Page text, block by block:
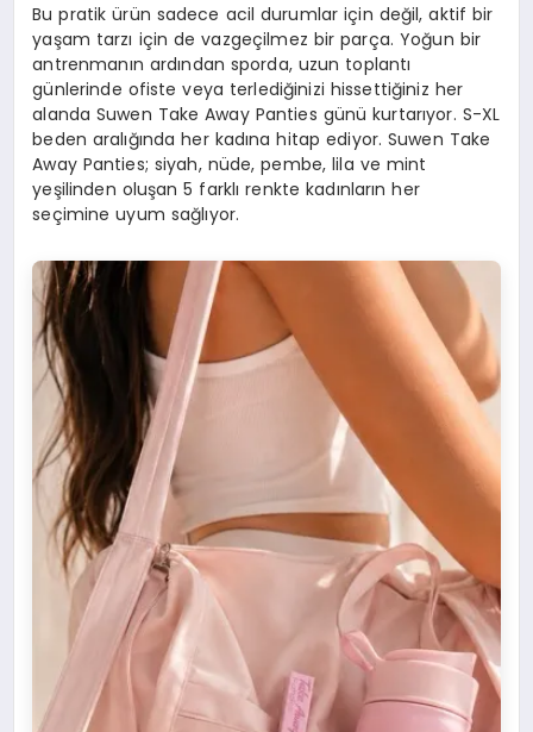
Bu pratik ürün sadece acil durumlar için değil, aktif bir
yaşam tarzı için de vazgeçilmez bir parça. Yoğun bir
antrenmanın ardından sporda, uzun toplantı
günlerinde ofiste veya terlediğinizi hissettiğiniz her
alanda Suwen Take Away Panties günü kurtarıyor. S-XL
beden aralığında her kadına hitap ediyor. Suwen Take
Away Panties; siyah, nüde, pembe, lila ve mint
yeşilinden oluşan 5 farklı renkte kadınların her
seçimine uyum sağlıyor.